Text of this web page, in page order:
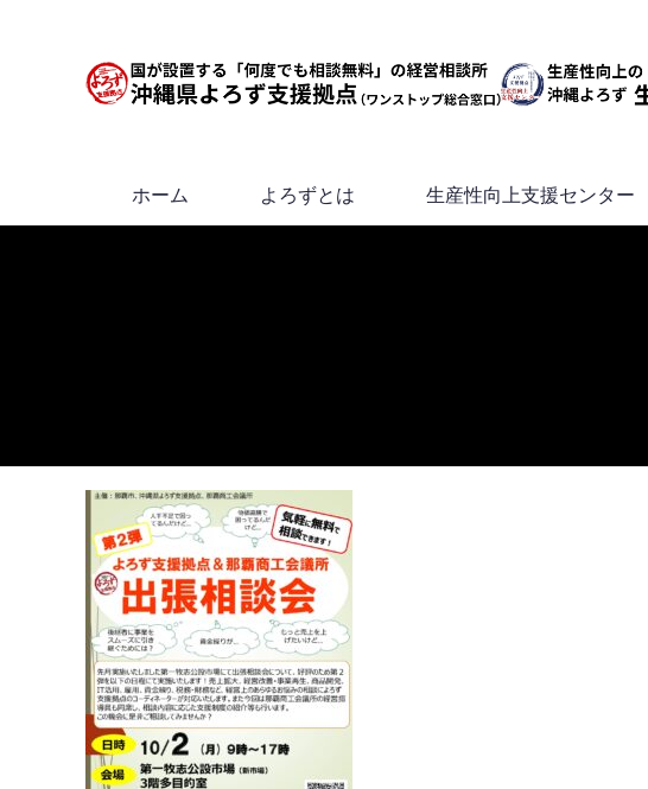
ホーム よろずとは 生産性向上支援センター